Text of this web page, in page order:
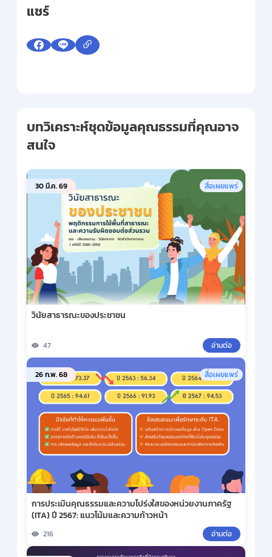
แชร์
บทวิเคราะห์ชุดข้อมูลคุณธรรมที่คุณอาจ
สนใจ
30 มี.ค. 69 สื่อเผยแพร่
วินัยสาธารณะของประชาชน
47 อ่านต่อ
26 ก.พ. 68 สื่อเผยแพร่
การประเมินคุณธรรมและความโปร่งใสของหน่วยงานภาครัฐ
(ITA) ปี 2567: แนวโน้มและความก้าวหน้า
216 อ่านต่อ